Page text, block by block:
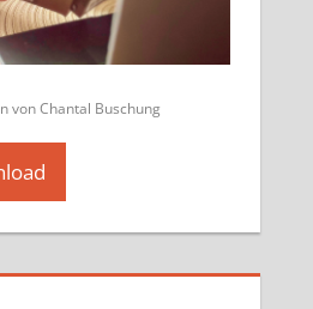
von Chantal Buschung